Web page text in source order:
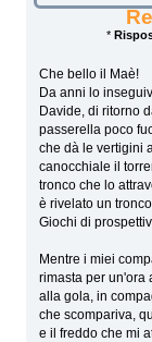
*
Che bello il Maè!
Da anni lo
Davide, di ritorno
passerella poco
che dà le vertigini
canocchiale il
tronco che lo
è rivelato un
Giochi di
Mentre i miei
rimasta per un'ora
alla gola, in
che scompariva,
e il freddo che mi